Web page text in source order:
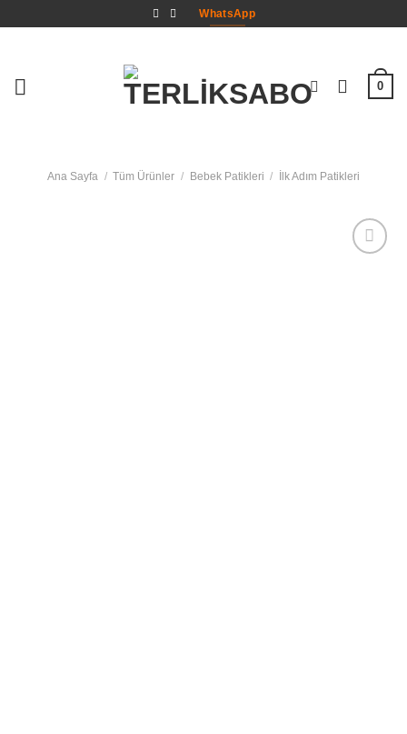
WhatsApp
0
Ana Sayfa / Tüm Ürünler / Bebek Patikleri / İlk Adım Patikleri